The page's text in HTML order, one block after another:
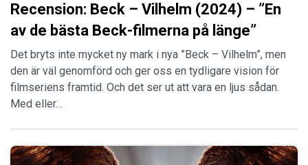
Recension: Beck – Vilhelm (2024) – ”En
av de bästa Beck-filmerna på länge”
Det bryts inte mycket ny mark i nya ”Beck – Vilhelm”, men
den är väl genomförd och ger oss en tydligare vision för
filmseriens framtid. Och det ser ut att vara en ljus sådan.
Med eller…